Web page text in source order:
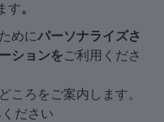
す。
めにパーソナライズさ
ションをご利用くださ
ころをご案内します。
ださい